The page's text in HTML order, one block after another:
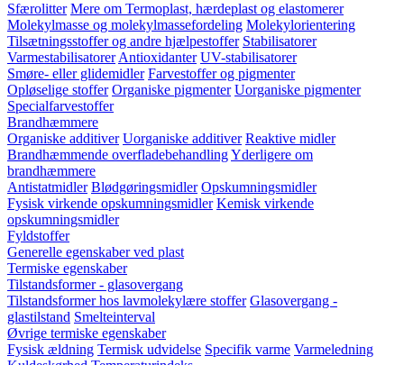
Sfærolitter Mere om Termoplast, hærdeplast og elastomerer
Molekylmasse og molekylmassefordeling Molekylorientering
Tilsætningsstoffer og andre hjælpestoffer Stabilisatorer
Varmestabilisatorer Antioxidanter UV-stabilisatorer
Smøre- eller glidemidler Farvestoffer og pigmenter
Opløselige stoffer Organiske pigmenter Uorganiske pigmenter
Specialfarvestoffer
Brandhæmmere
Organiske additiver Uorganiske additiver Reaktive midler
Brandhæmmende overfladebehandlingYderligere om
brandhæmmere
Antistatmidler Blødgøringsmidler Opskumningsmidler
Fysisk virkende opskumningsmidler Kemisk virkende
opskumningsmidler
Fyldstoffer
Generelle egenskaber ved plast
Termiske egenskaber
Tilstandsformer - glasovergang
Tilstandsformer hos lavmolekylære stoffer Glasovergang -
glastilstand Smelteinterval
Øvrige termiske egenskaber
Fysisk ældning Termisk udvidelse Specifik varme Varmeledning